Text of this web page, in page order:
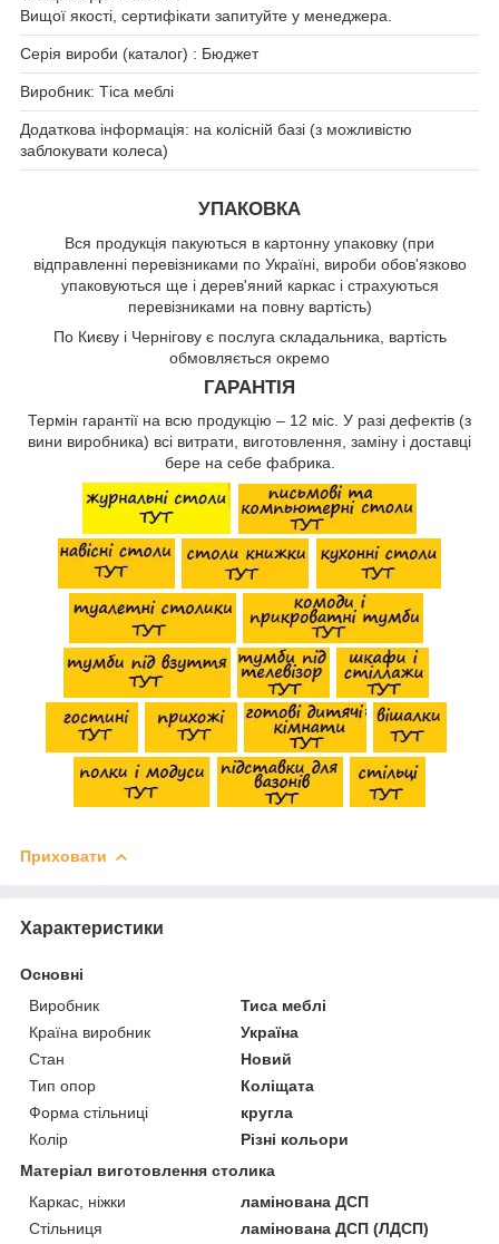
Вищої якості, сертифікати запитуйте у менеджера.
Серія вироби (каталог) : Бюджет
Виробник: Тіса меблі
Додаткова інформація: на колісній базі (з можливістю
заблокувати колеса)
УПАКОВКА
Вся продукція пакуються в картонну упаковку (при
відправленні перевізниками по Україні, вироби обов'язково
упаковуються ще і дерев'яний каркас і страхуються
перевізниками на повну вартість)
По Києву і Чернігову є послуга складальника, вартість
обмовляється окремо
ГАРАНТІЯ
Термін гарантії на всю продукцію – 12 міс. У разі дефектів (з
вини виробника) всі витрати, виготовлення, заміну і доставці
бере на себе фабрика.
Приховати
Характеристики
Основні
Виробник
Тиса меблі
Країна виробник
Україна
Стан
Новий
Тип опор
Коліщата
Форма стільниці
кругла
Колір
Різні кольори
Матеріал виготовлення столика
Каркас, ніжки
ламінована ДСП
Стільниця
ламінована ДСП (ЛДСП)